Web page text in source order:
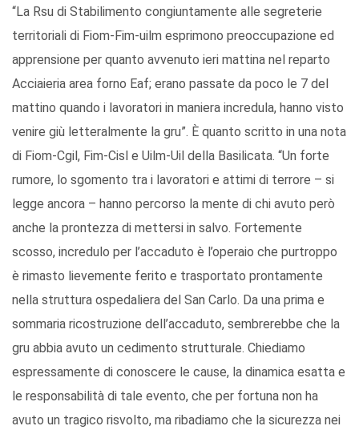
“La Rsu di Stabilimento congiuntamente alle segreterie
territoriali di Fiom-Fim-uilm esprimono preoccupazione ed
apprensione per quanto avvenuto ieri mattina nel reparto
Acciaieria area forno Eaf; erano passate da poco le 7 del
mattino quando i lavoratori in maniera incredula, hanno visto
venire giù letteralmente la gru”. È quanto scritto in una nota
di Fiom-Cgil, Fim-Cisl e Uilm-Uil della Basilicata. “Un forte
rumore, lo sgomento tra i lavoratori e attimi di terrore – si
legge ancora – hanno percorso la mente di chi avuto però
anche la prontezza di mettersi in salvo. Fortemente
scosso, incredulo per l’accaduto è l’operaio che purtroppo
è rimasto lievemente ferito e trasportato prontamente
nella struttura ospedaliera del San Carlo. Da una prima e
sommaria ricostruzione dell’accaduto, sembrerebbe che la
gru abbia avuto un cedimento strutturale. Chiediamo
espressamente di conoscere le cause, la dinamica esatta e
le responsabilità di tale evento, che per fortuna non ha
avuto un tragico risvolto, ma ribadiamo che la sicurezza nei